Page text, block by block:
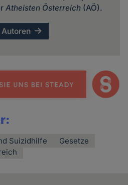
Atheisten Österreich (AÖ).
Suizidhilfe
Gesetze